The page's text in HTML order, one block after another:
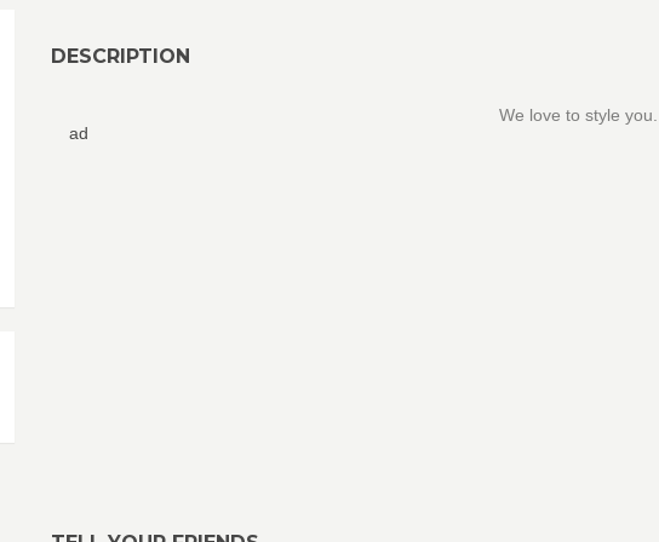
DESCRIPTION
ad
We love to style